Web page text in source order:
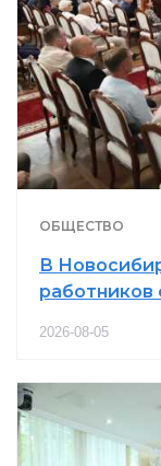
ОБЩЕСТВО
В
работников
2026-08-05